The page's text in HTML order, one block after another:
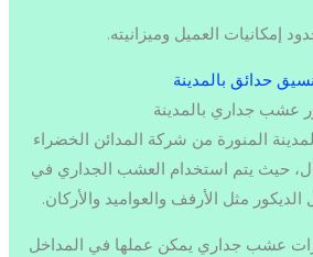
إمكانيات العميل وميزانيته.
حدائق بالمدينة
عشب جداري بالمدينة
المنورة من شركة المدائن الخضراء
حيث يتم استخدام العشب الجداري في
مثل الأرفف والعواميد والأركان.
عشب جداري يمكن عملها في المداخل